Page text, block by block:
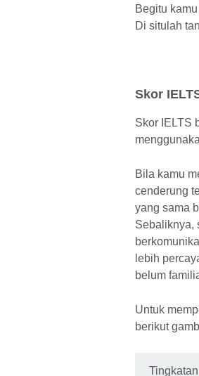
Begitu
Di situlah
Skor
Skor IELTS
Bila kamu
cenderung
yang sama
Sebaliknya,
lebih
belum
Untuk
berikut
Tingkatan